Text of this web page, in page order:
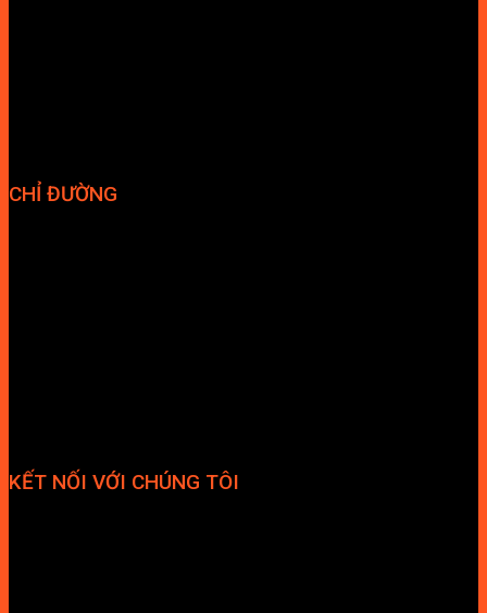
CHỈ ĐƯỜNG
KẾT NỐI VỚI CHÚNG TÔI